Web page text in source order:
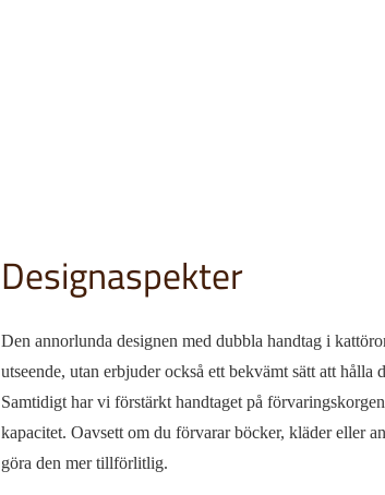
Designaspekter
Den annorlunda designen med dubbla handtag i
utseende, utan erbjuder också ett bekvämt sätt att
Samtidigt har vi förstärkt handtaget på
kapacitet. Oavsett om du förvarar böcker, kläder eller
göra den mer tillförlitlig.